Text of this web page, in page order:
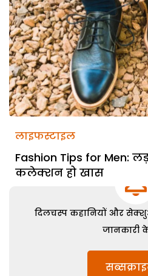
लाइफस्टाइल
Fashion Tips for Men:
कलेक्शन हो खास
दिलचस्प कहानियों और
जानकारी